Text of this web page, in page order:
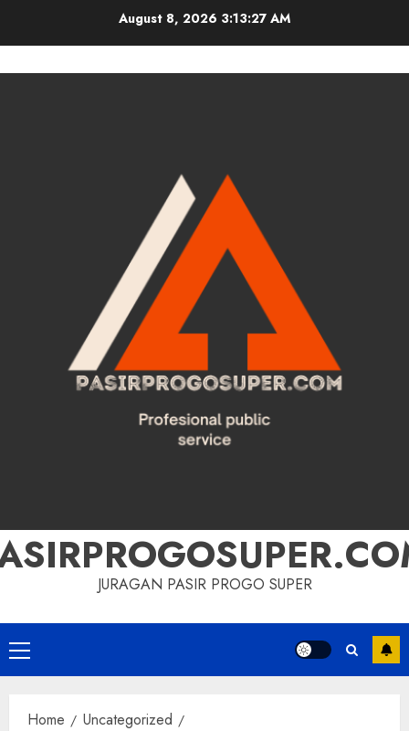
August 8, 2026 3:13:28 AM
JURAGAN PASIR PROGO SUPER
Primary
Menu
Home
Uncategorized